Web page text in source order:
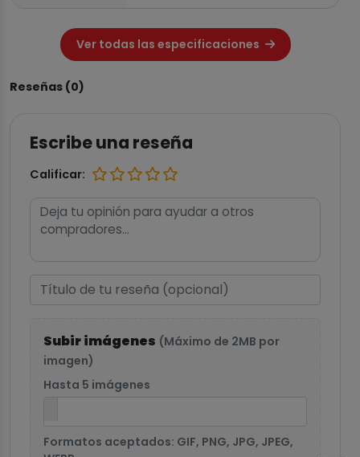
Ver todas las especificaciones
Reseñas (0)
Escribe una reseña
Calificar:
Subir imágenes (Máximo de 2MB por
imagen)
Hasta 5 imágenes
Formatos aceptados: GIF, PNG, JPG, JPEG,